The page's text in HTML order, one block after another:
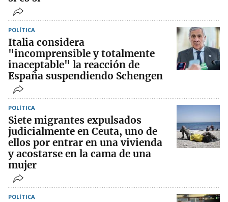
POLÍTICA
Italia considera
"incomprensible y totalmente
inaceptable" la reacción de
España suspendiendo Schengen
POLÍTICA
Siete migrantes expulsados
judicialmente en Ceuta, uno de
ellos por entrar en una vivienda
y acostarse en la cama de una
mujer
POLÍTICA